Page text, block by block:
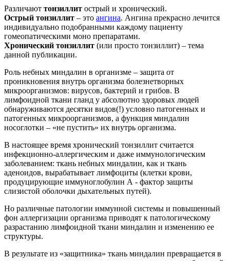
Различают тонзиллит острый и хронический.
Острый тонзиллит – это ангина. Ангина прекрасно лечится
индивидуально подобранными каждому пациенту
гомеопатическими моно препаратами.
Хронический тонзиллит (или просто тонзиллит) – тема
данной публикации.
Роль небных миндалин в организме – защита от
проникновения внутрь организма болезнетворных
микроорганизмов: вирусов, бактерий и грибов. В
лимфоидной ткани гланд у абсолютно здоровых людей
обнаруживаются десятки видов(!) условно патогенных и
патогенных микроорганизмов, а функция миндалин
носоглотки – «не пустить» их внутрь организма.
В настоящее время хронический тонзиллит считается
инфекционно-аллергическим и даже иммунологическим
заболеванием: ткань небных миндалин, как и ткань
аденоидов, вырабатывает лимфоциты (клетки крови,
продуцирующие иммуноглобулин А - фактор защиты
слизистой оболочки дыхательных путей).
Но различные патологии иммунной системы и повышенный
фон аллергизации организма приводят к патологическому
разрастанию лимфоидной ткани миндалин и изменению ее
структуры.
В результате из «защитника» ткань миндалин превращается в